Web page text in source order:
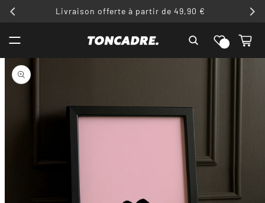
Livraison offerte à partir de 49,90 €
Liste de
souhaits
Panier
PASSER AUX
INFORMATIONS
PRODUITS